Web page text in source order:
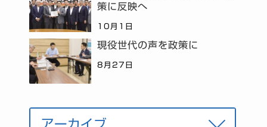
策に反映へ
10月1日
現役世代の声を政策に
8月27日